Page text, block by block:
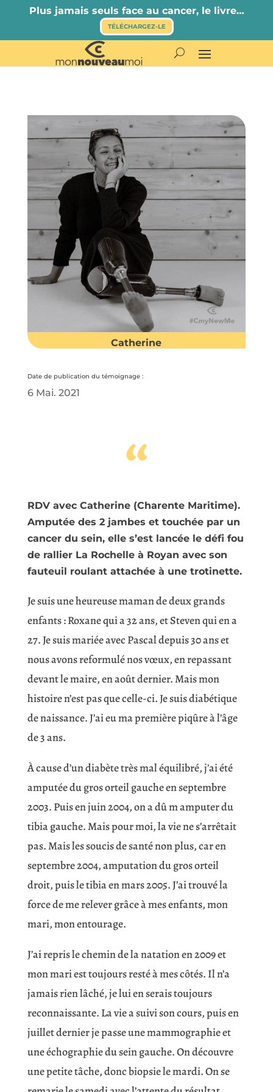
Plus jamais seuls face au cancer, le livre…
TÉLÉCHARGEZ-LE
Catherine
Date de publication du témoignage :
6 Mai. 2021
“
RDV avec Catherine (Charente Maritime).
Amputée des 2 jambes et touchée par un
cancer du sein, elle s’est lancée le défi fou
de rallier La Rochelle à Royan avec son
fauteuil roulant attachée à une trotinette.
Je suis une heureuse maman de deux grands
enfants : Roxane qui a 32 ans, et Steven qui en a
27. Je suis mariée avec Pascal depuis 30 ans et
nous avons reformulé nos vœux, en repassant
devant le maire, en août dernier. Mais mon
histoire n’est pas que celle-ci. Je suis diabétique
de naissance. J’ai eu ma première piqûre à l’âge
de 3 ans.
À cause d’un diabète très mal équilibré, j’ai été
amputée du gros orteil gauche en septembre
2003. Puis en juin 2004, on a dû m amputer du
tibia gauche. Mais pour moi, la vie ne s’arrêtait
pas. Mais les soucis de santé non plus, car en
septembre 2004, amputation du gros orteil
droit, puis le tibia en mars 2005. J’ai trouvé la
force de me relever grâce à mes enfants, mon
mari, mon entourage.
J’ai repris le chemin de la natation en 2009 et
mon mari est toujours resté à mes côtés. Il n’a
jamais rien lâché, je lui en serais toujours
reconnaissante. La vie a suivi son cours, puis en
juillet dernier je passe une mammographie et
une échographie du sein gauche. On découvre
une petite tâche, donc biopsie le mardi. On se